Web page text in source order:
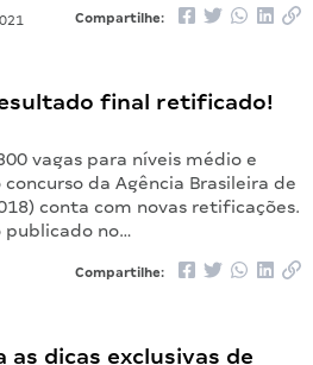
Compartilhe:
final retificado!
vagas para níveis médio e
da Agência Brasileira de
conta com novas retificações.
publicado no…
Compartilhe:
as dicas exclusivas de